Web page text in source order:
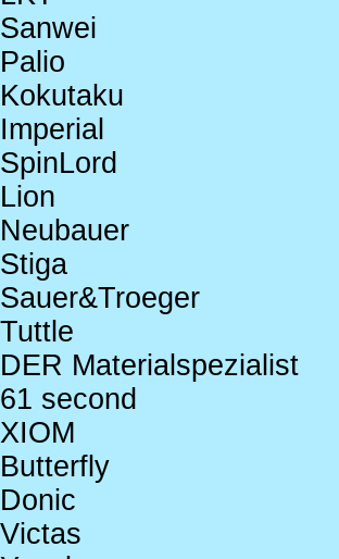
Sanwei
Palio
Kokutaku
Imperial
SpinLord
Lion
Neubauer
Stiga
Sauer&Troeger
Tuttle
DER Materialspezialist
61 second
XIOM
Butterfly
Donic
Victas